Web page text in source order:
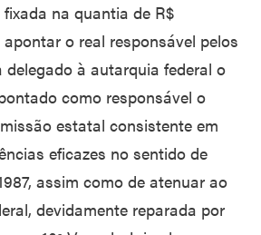
na quantia de R$
o real responsável pelos
à autarquia federal o
como responsável o
estatal consistente em
eficazes no sentido de
assim como de atenuar ao
devidamente reparada por